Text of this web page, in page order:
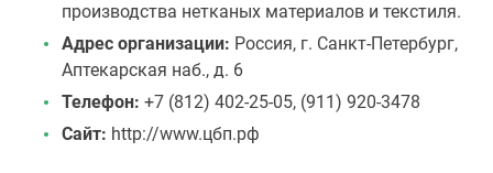
производства нетканых материалов и текстиля.
Адрес организации: Россия, г. Санкт-Петербург,
Аптекарская наб., д. 6
Телефон: +7 (812) 402-25-05, (911) 920-3478
Сайт: http://www.цбп.рф